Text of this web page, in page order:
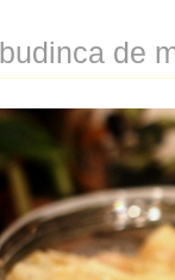
budinca de